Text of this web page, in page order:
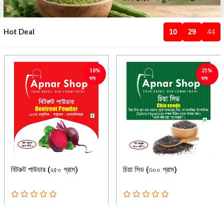
Hot Deal 10 29 43
18%
ছাড়
বিটরুট পাউডার (২৫০ গ্রাম)
21%
ছাড়
চিয়া সিড (৩০০ গ্রাম)